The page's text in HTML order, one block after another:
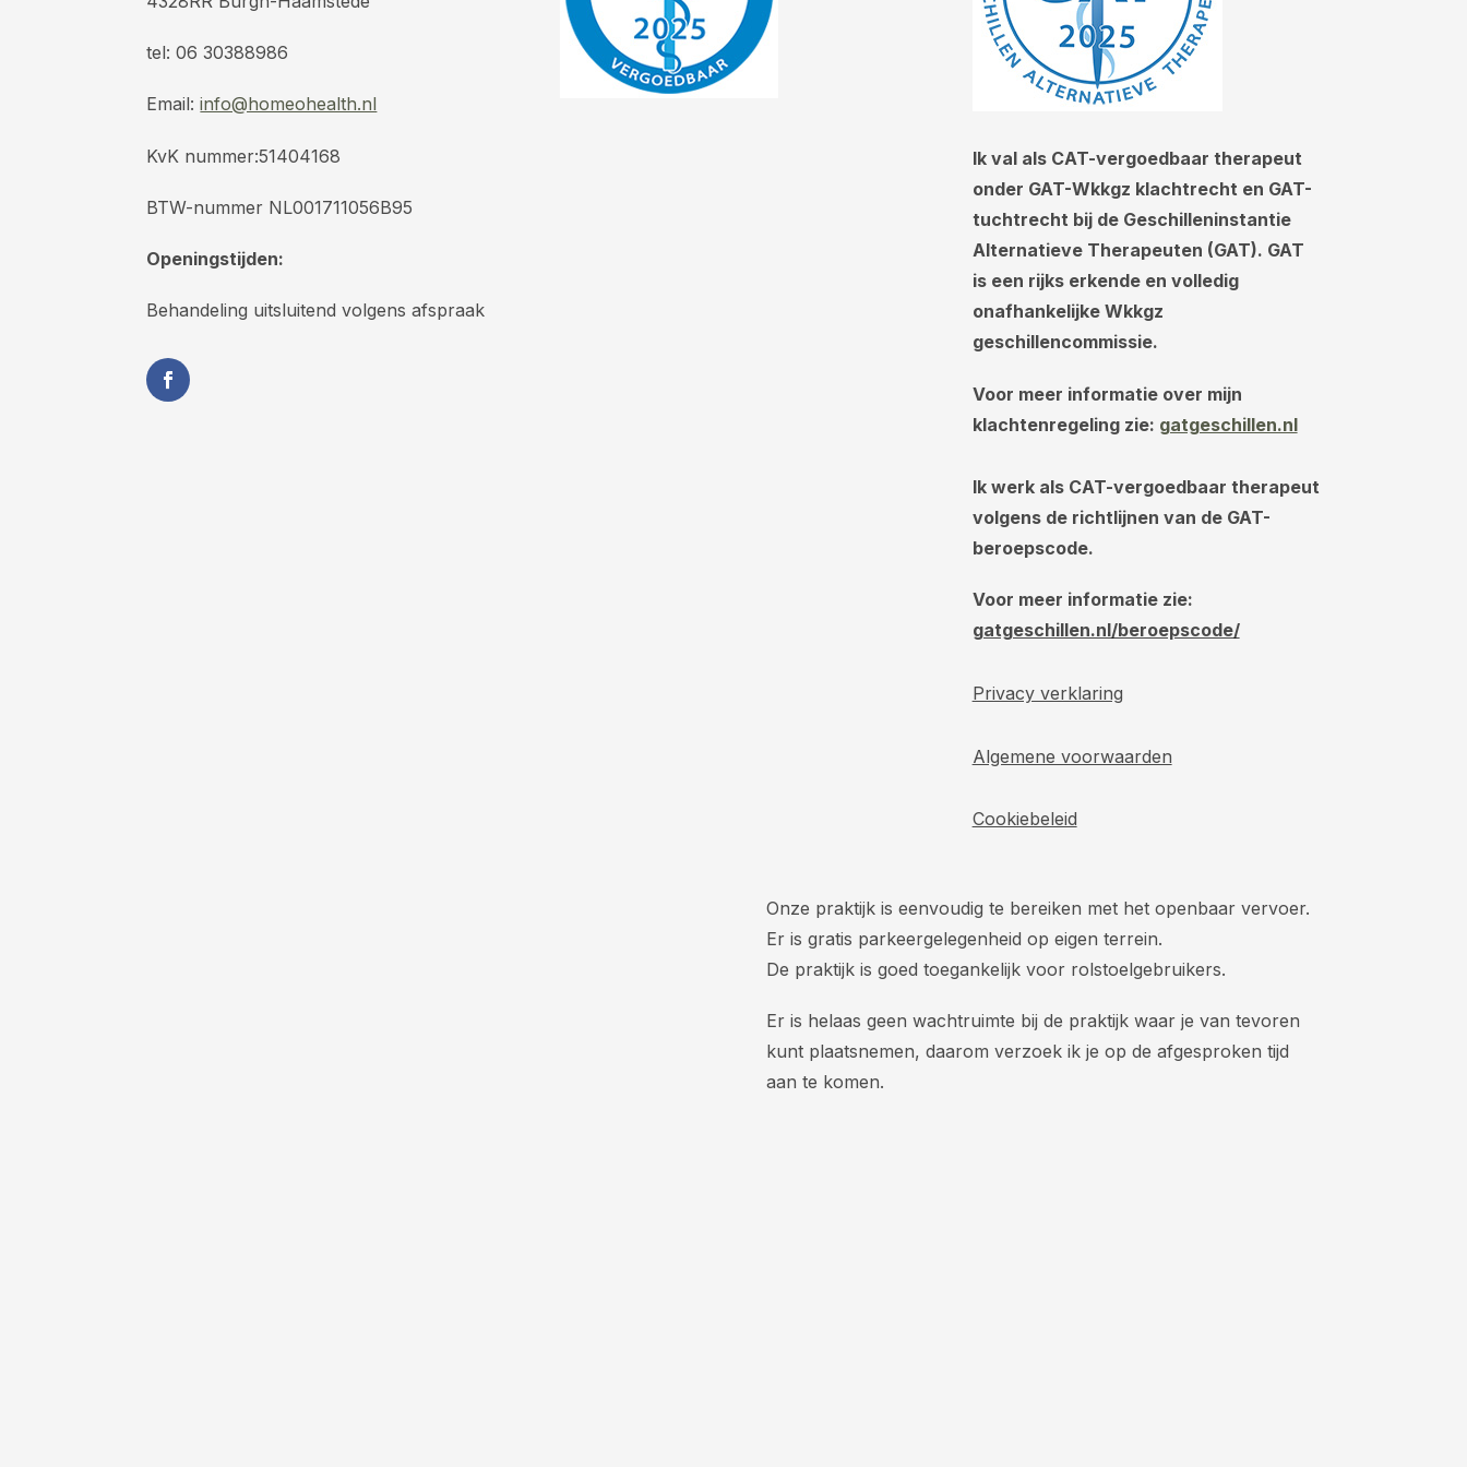
tel: 06 30388986
Email:info@homeohealth.nl
KvK nummer:51404168
BTW-nummer NL001711056B95
Openingstijden:
Behandeling uitsluitend volgens afspraak
Ik val als CAT-vergoedbaar therapeut
onder GAT-Wkkgz klachtrecht en GAT-
tuchtrecht bij de Geschilleninstantie
Alternatieve Therapeuten (GAT). GAT
is een rijks erkende en volledig
onafhankelijke Wkkgz
geschillencommissie.
Voor meer informatie over mijn
klachtenregeling zie: gatgeschillen.nl
Ik werk als CAT-vergoedbaar therapeut
volgens de richtlijnen van de GAT-
beroepscode.
Voor meer informatie zie:
gatgeschillen.nl/beroepscode/
Privacy verklaring
Algemene voorwaarden
Cookiebeleid
Onze praktijk is eenvoudig te bereiken met het openbaar vervoer.
Er is gratis parkeergelegenheid op eigen terrein.
De praktijk is goed toegankelijk voor rolstoelgebruikers.
Er is helaas geen wachtruimte bij de praktijk waar je van tevoren
kunt plaatsnemen, daarom verzoek ik je op de afgesproken tijd
aan te komen.